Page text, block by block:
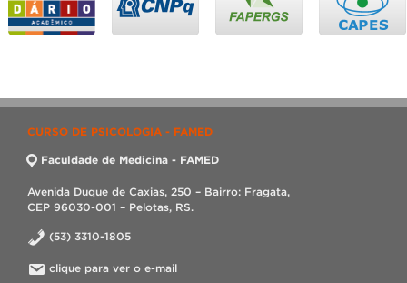
CURSO DE PSICOLOGIA - FAMED
Faculdade de Medicina - FAMED
Avenida Duque de Caxias, 250 – Bairro: Fragata,
CEP 96030-001 – Pelotas, RS.
(53) 3310-1805
clique para ver o e-mail